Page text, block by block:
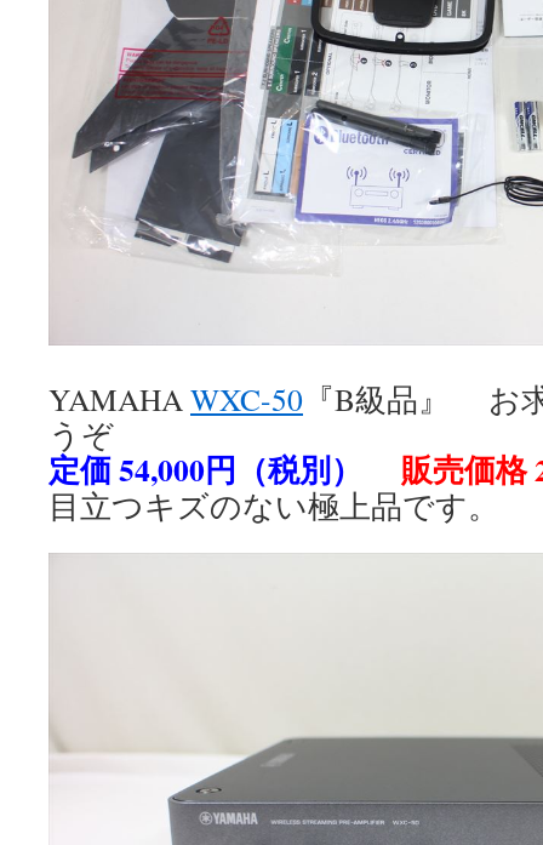
YAMAHAWXC-50 『B級品』 お
うぞ
定価 54,000円（税別） 販売価格
目立つキズのない極上品です。